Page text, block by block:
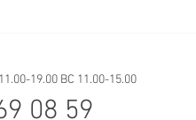
19.00 ВС 11.00-15.00
08 59